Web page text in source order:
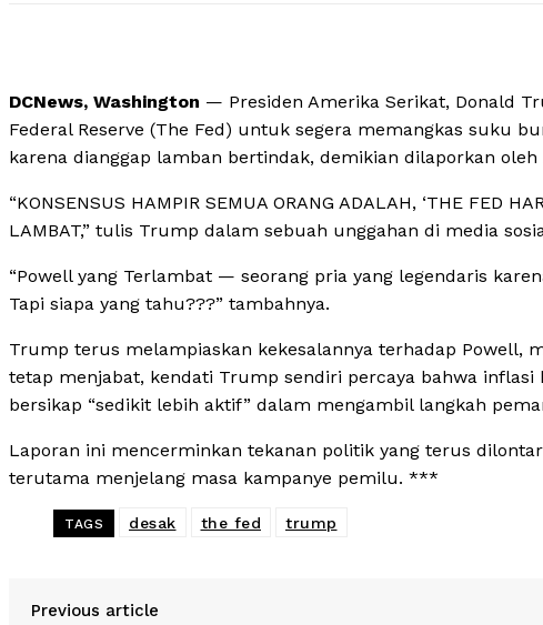
DCNews, Washington — Presiden Amerika Serikat, Donald
Federal Reserve (The Fed) untuk segera memangkas suku
karena dianggap lamban bertindak, demikian dilaporkan oleh
“KONSENSUS HAMPIR SEMUA ORANG ADALAH, ‘THE FED
LAMBAT,” tulis Trump dalam sebuah unggahan di media
“Powell yang Terlambat — seorang pria yang legendaris
Tapi siapa yang tahu???” tambahnya.
Trump terus melampiaskan kekesalannya terhadap Powell,
tetap menjabat, kendati Trump sendiri percaya bahwa
bersikap “sedikit lebih aktif” dalam mengambil langkah
Laporan ini mencerminkan tekanan politik yang terus
terutama menjelang masa kampanye pemilu. ***
TAGS desak the fed trump
Previous article